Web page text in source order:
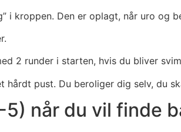
i kroppen. Den er oplagt, når uro og
2 runder i starten, hvis du bliver
pust. Du beroliger dig selv, du
når du vil finde